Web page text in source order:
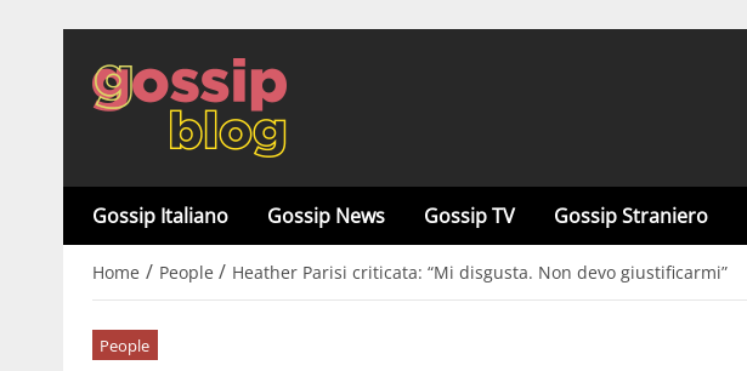
Gossip Italiano Gossip News Gossip TV Gossip Straniero
Home / People / Heather Parisi criticata: “Mi disgusta. Non devo giustificarmi”
People